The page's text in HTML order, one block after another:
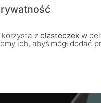
z ciasteczek w
ich, abyś mógł dodać